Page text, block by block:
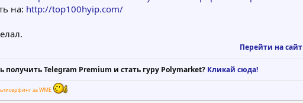
на: http://top100hyip.com/
Перейти на сайт
получить Telegram Premium и стать гуру Polymarket? Кликай сюда!
за WME